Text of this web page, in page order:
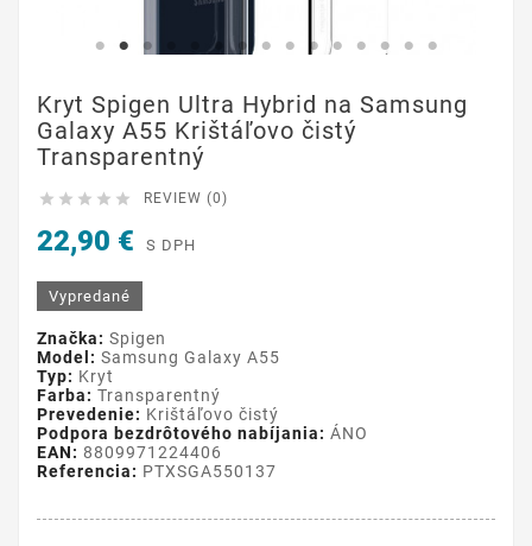
Kryt Spigen Ultra Hybrid na Samsung
Galaxy A55 Krištáľovo čistý
Transparentný
     REVIEW (0)
22,90 € S DPH
Vypredané
Značka: Spigen
Model: Samsung Galaxy A55
Typ: Kryt
Farba: Transparentný
Prevedenie: Krištáľovo čistý
Podpora bezdrôtového nabíjania: ÁNO
EAN: 8809971224406
Referencia: PTXSGA550137